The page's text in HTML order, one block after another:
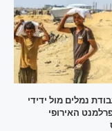
נמלים מול ידידי
האירופי